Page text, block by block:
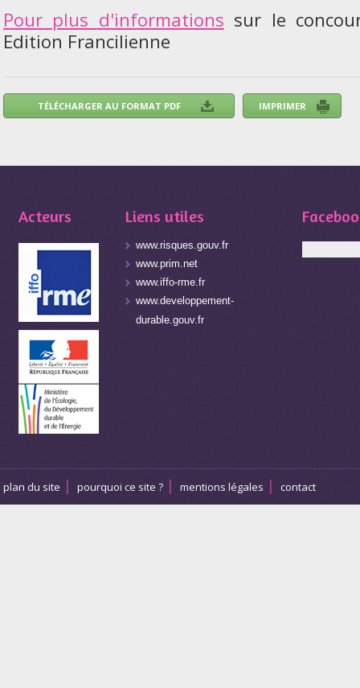
Pour plus d'informations sur le
Edition Francilienne
Acteurs Liens utiles
www.risques.gouv.fr
www.prim.net
www.iffo-rme.fr
www.developpement-
durable.gouv.fr
plan du site pourquoi ce site ? mentions légales contact